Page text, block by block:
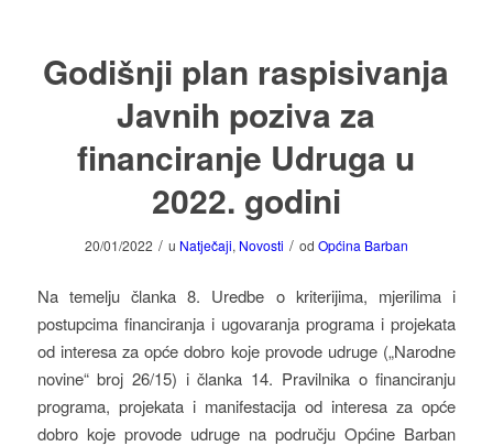
Godišnji plan raspisivanja
Javnih poziva za
financiranje Udruga u
2022. godini
20/01/2022 / u Natječaji, Novosti / od Općina Barban
Na temelju članka 8. Uredbe o kriterijima, mjerilima i
postupcima financiranja i ugovaranja programa i projekata
od interesa za opće dobro koje provode udruge („Narodne
novine“ broj 26/15) i članka 14. Pravilnika o financiranju
programa, projekata i manifestacija od interesa za opće
dobro koje provode udruge na području Općine Barban